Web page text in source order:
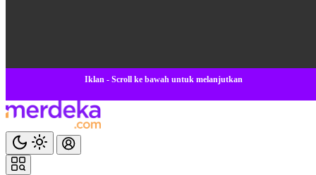
Iklan - Scroll ke bawah untuk melanjutkan